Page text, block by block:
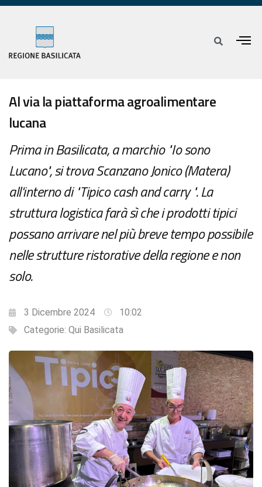
Al via la piattaforma agroalimentare
lucana
Prima in Basilicata, a marchio "Io sono
Lucano", si trova Scanzano Jonico (Matera)
all'interno di "Tipico cash and carry ". La
struttura logistica farà sì che i prodotti tipici
possano arrivare nel più breve tempo possibile
nelle strutture ristorative della regione e non
solo.
3 Dicembre 2024
10:02
Categorie: Qui Basilicata